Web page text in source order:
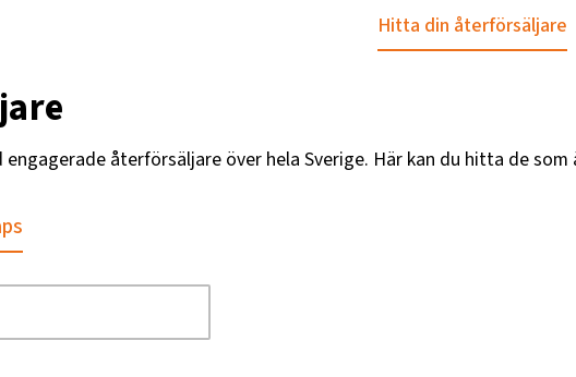
Hitta din återförsäljare
återförsäljare över hela Sverige. Här kan du hitta de som